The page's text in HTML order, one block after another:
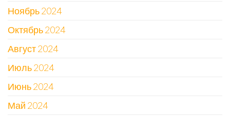
Ноябрь 2024
Октябрь 2024
Август 2024
Июль 2024
Июнь 2024
Май 2024